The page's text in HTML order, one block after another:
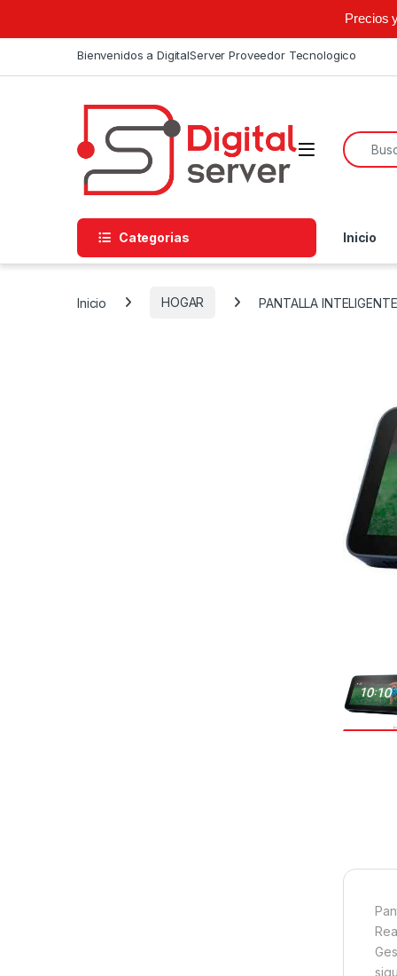
Precios
Bienvenidos a DigitalServer Proveedor Tecnologico
Open
Search
Categorias Inicio
Inicio HOGAR PANTALLA